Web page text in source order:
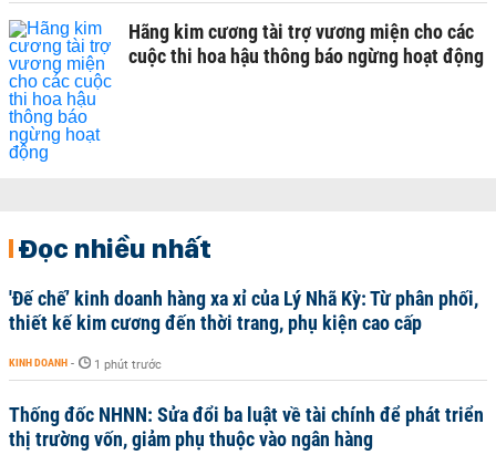
Hãng kim cương tài trợ vương miện cho các
cuộc thi hoa hậu thông báo ngừng hoạt động
Đọc nhiều nhất
'Đế chế’ kinh doanh hàng xa xỉ của Lý Nhã Kỳ: Từ phân phối,
thiết kế kim cương đến thời trang, phụ kiện cao cấp
KINH DOANH - 1 phút trước
Thống đốc NHNN: Sửa đổi ba luật về tài chính để phát triển
thị trường vốn, giảm phụ thuộc vào ngân hàng